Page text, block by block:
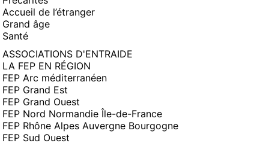
Accueil de l’étranger
Grand âge
Santé
ASSOCIATIONS D'ENTRAIDE
LA FEP EN RÉGION
FEP Arc méditerranéen
FEP Grand Est
FEP Grand Ouest
FEP Nord Normandie Île-de-France
FEP Rhône Alpes Auvergne Bourgogne
FEP Sud Ouest